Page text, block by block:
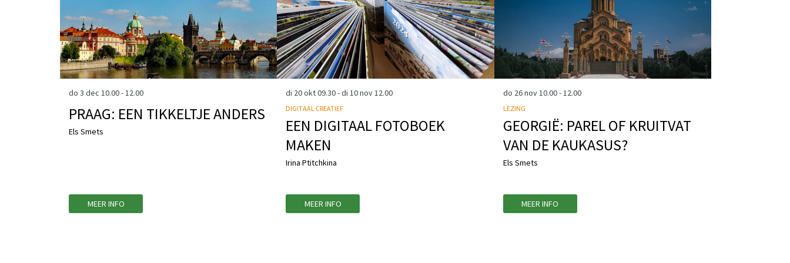
PRAAG: EEN TIKKELTJE ANDERS
Els Smets
do 3 dec 10.00 - 12.00
MEER INFO
EEN DIGITAAL FOTOBOEK
MAKEN
Irina Ptitchkina
DIGITAAL CREATIEF
di 20 okt09.30-di 10 nov12.00
MEER INFO
GEORGIË: PAREL OF KRUITVAT
VAN DE KAUKASUS?
Els Smets
LEZING
do 26 nov10.00 - 12.00
MEER INFO